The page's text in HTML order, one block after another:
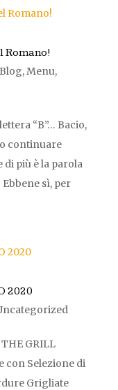
Romano!
Blog,Menu,
“B”… Bacio,
continuare
di più è la parola
Ebbene sì, per
2020
THE GRILL
con Selezione di
Grigliate